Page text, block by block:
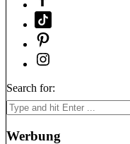
Search for:
Werbung